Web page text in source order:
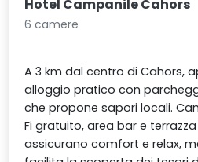
Hotel Campanile Cahors
6 camere
A 3 km dal centro di Cahors,
alloggio pratico con
che propone sapori locali.
Fi gratuito, area bar e
assicurano comfort e relax,